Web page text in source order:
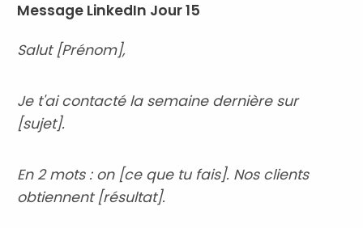
Message LinkedIn Jour 15
Salut [Prénom],
Je t'ai contacté la semaine dernière sur
[sujet].
En 2 mots : on [ce que tu fais]. Nos clients
obtiennent [résultat].